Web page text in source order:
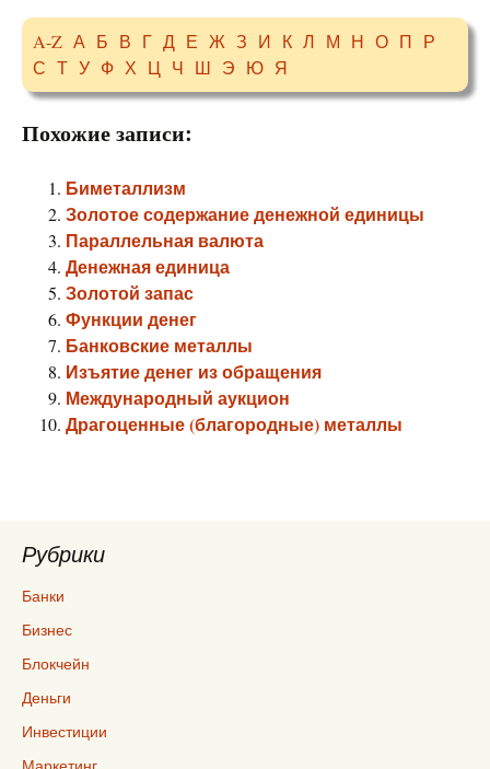
A-Z А Б В Г Д Е Ж З И К Л М Н О П Р
С Т У Ф Х Ц Ч Ш Э Ю Я
Похожие записи:
Биметаллизм
Золотое содержание денежной единицы
Параллельная валюта
Денежная единица
Золотой запас
Функции денег
Банковские металлы
Изъятие денег из обращения
Международный аукцион
Драгоценные (благородные) металлы
Рубрики
Банки
Бизнес
Блокчейн
Деньги
Инвестиции